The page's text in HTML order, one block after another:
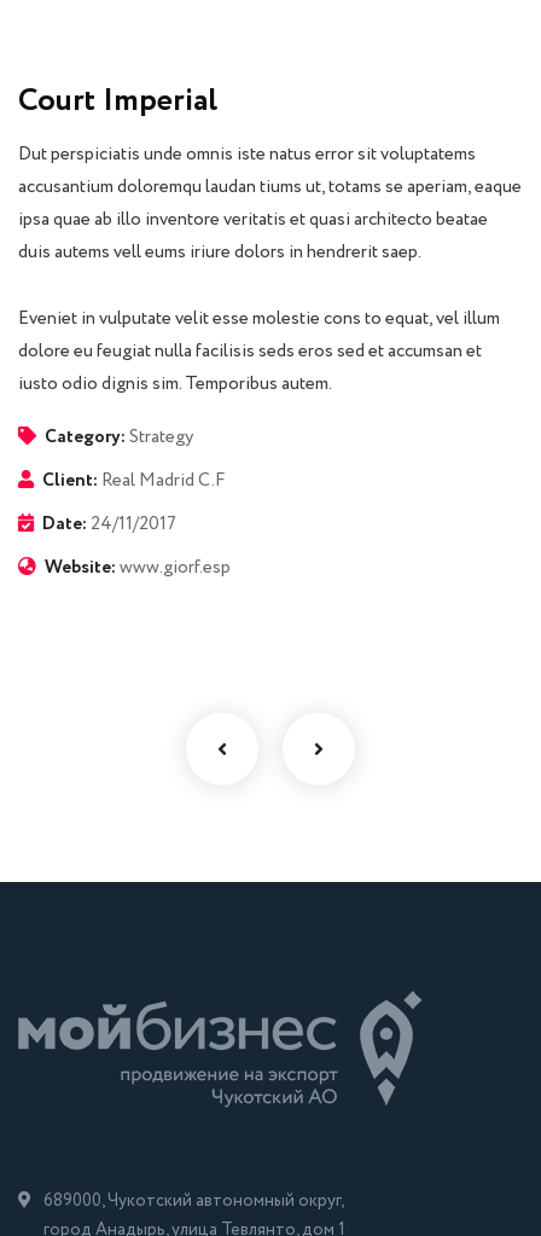
Court Imperial
Dut perspiciatis unde omnis iste natus error sit voluptatems
accusantium doloremqu laudan tiums ut, totams se aperiam, eaque
ipsa quae ab illo inventore veritatis et quasi architecto beatae
duis autems vell eums iriure dolors in hendrerit saep.
Eveniet in vulputate velit esse molestie cons to equat, vel illum
dolore eu feugiat nulla facilisis seds eros sed et accumsan et
iusto odio dignis sim. Temporibus autem.
Category:Strategy
Client: Real Madrid C.F
Date: 24/11/2017
Website:www.giorf.esp
Finance Strategy
689000, Чукотский автономный округ,
город Анадырь, улица Тевлянто, дом 1